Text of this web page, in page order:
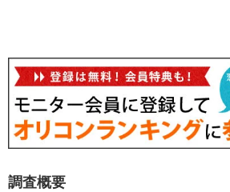
調査概要